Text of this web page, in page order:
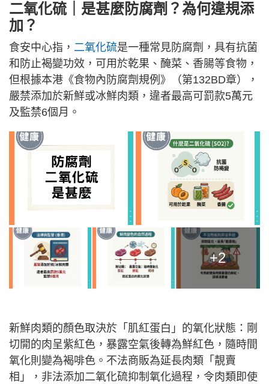
二氧化硫｜是甚麼防腐劑 ？為何違規添
加？
食安中心指， 二氧化硫是一種常見防腐劑，具有抗菌
和防止褐變功效，可用於乾果、醃菜、香腸等食物，
但根據本港《食物內防腐劑規例》（第132BD章），
嚴禁添加於新鮮或冰鮮肉類，違者最高可罰款5萬元
及監禁6個月。
+2
新鮮肉類的顏色取決於「肌紅蛋白」的氧化狀態：剛
切開的肉呈紫紅色，暴露空氣後轉為鮮紅色，隨時間
氧化則變為褐啡色。不法商販為延長肉類「靚賣
相」，非法添加二氧化硫抑制氧化過程，令肉類即使